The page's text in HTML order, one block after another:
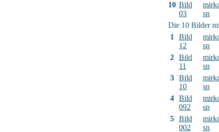
10 Bild
03
sn
Die 10 Bilder
1
Bild
12
sn
2 Bild
11
sn
3 Bild
10
sn
4 Bild
092
sn
5 Bild
002
sn